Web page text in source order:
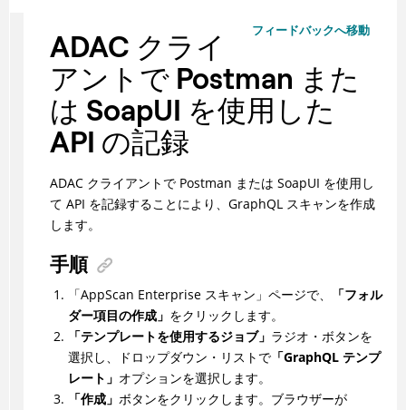
フィードバックへ移動
ADAC クライ
アントで Postman また
は SoapUI を使用した
API の記録
ADAC クライアントで Postman または SoapUI を使用し
て API を記録することにより、GraphQL スキャンを作成
します。
手順
「AppScan Enterprise スキャン」ページで、
「フォル
ダー項目の作成」 をクリックします。
「テンプレートを使用するジョブ」 ラジオ・ボタンを
選択し、ドロップダウン・リストで「GraphQL テンプ
レート」 オプションを選択します。
「作成」 ボタンをクリックします。ブラウザーが